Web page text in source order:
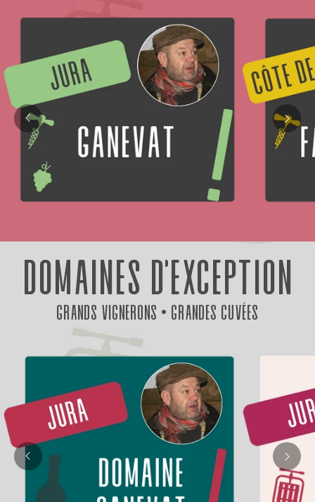
DOMAINES D'EXCEPTION
Grands Vignerons • Grandes Cuvées